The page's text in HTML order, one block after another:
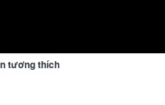
tương thích